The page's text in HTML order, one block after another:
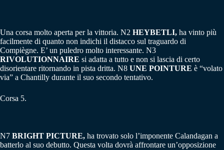
Una corsa molto aperta per la vittoria. N2 HEYBETLI, ha vinto più
facilmente di quanto non indichi il distacco sul traguardo di
Compiègne. E’ un puledro molto interessante. N3
RIVOLUTIONNAIRE si adatta a tutto e non si lascia di certo
disorientare ritornando in pista dritta. N8 UNE POINTURE è “volato
via” a Chantilly durante il suo secondo tentativo.
Corsa 5.
N7 BRIGHT PICTURE, ha trovato solo l’imponente Calandagan a
batterlo al suo debutto. Questa volta dovrà affrontare un’opposizione